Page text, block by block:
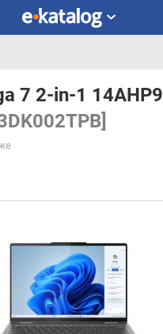
7 2-in-1 14AHP9